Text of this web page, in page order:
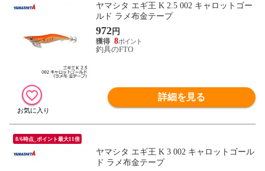
ヤマシタ エギ王 K 2.5 002 キャロットゴー
ルド ラメ布金テープ
972円
8
釣具のFTO
詳細を見る
8/6時点_ポイント最大11倍
ヤマシタ エギ王 K 3 002 キャロットゴール
ド ラメ布金テープ